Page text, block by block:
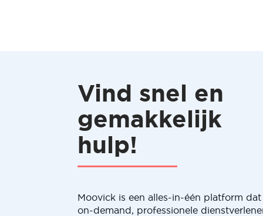
Vind snel en
gemakkelijk
hulp!
Moovick is een alles-in-één platform
on-demand, professionele